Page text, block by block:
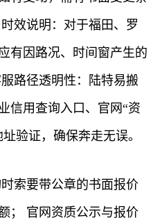
效说明：对于福田、罗
有因路况、时间窗产生的
路径透明性：陆特易搬
信用查询入口、官网“资
验证，确保奔走无误。
索要带公章的书面报价
； 官网资质公示与报价